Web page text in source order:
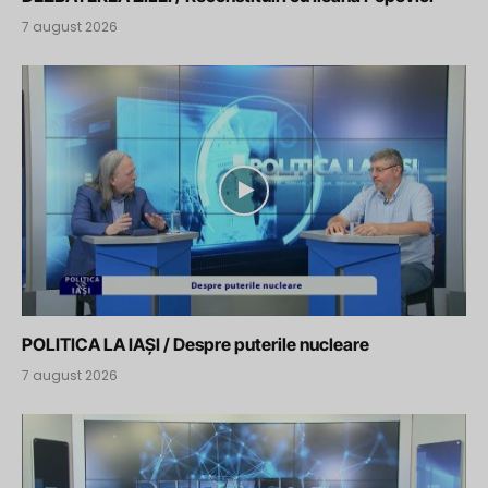
7 august 2026
POLITICA LA IAȘI / Despre puterile nucleare
7 august 2026